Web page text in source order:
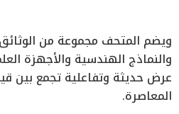
ويضم المتحف مجموعة من الوثائق
والنماذج الهندسية والأجهزة
عرض حديثة وتفاعلية تجمع بين
المعاصرة.